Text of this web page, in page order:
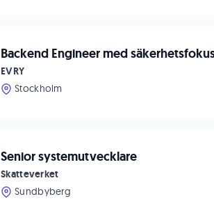
Backend Engineer med
EVRY
Stockholm
Senior systemutvecklare
Skatteverket
Sundbyberg